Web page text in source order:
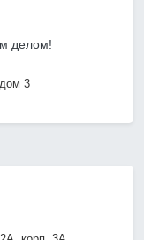
делом!
3